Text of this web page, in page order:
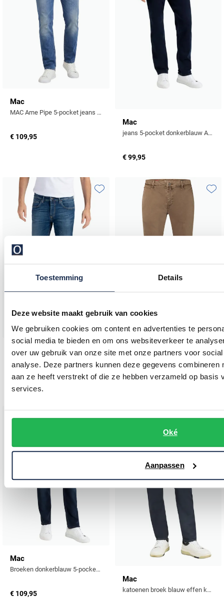
Toestemming Details
Deze website maakt gebruik van cookies
We gebruiken cookies om content en advertenties te
social media te bieden en om ons websiteverkeer te
over uw gebruik van onze site met onze partners voor
analyse. Deze partners kunnen deze gegevens combineren
aan ze heeft verstrekt of die ze hebben verzameld op basis
services.
Oké
Aanpassen
Mac
MAC Arne Pipe 5-pocket jeans blauw denim
€ 109,95
Mac
jeans 5-pocket donkerblauw Arne-H799
€ 99,95
Mac
jeans blauw effen denim Arne Pipe normale fit
€ 109,95
Toevoegen aan favorieten
Mac
Broeken chino bruin normale fit
€ 129,95
Mac
Broeken donkerblauw 5-pocket spijker
€ 109,95
Toevoegen aan favorieten
Mac
katoenen broek blauw effen katoen